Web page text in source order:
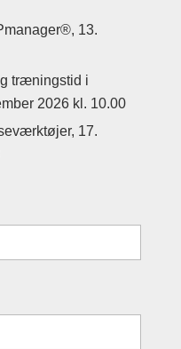
13.
træningstid i
2026 kl. 10.00
17.